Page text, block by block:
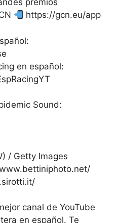
premios
https://gcn.eu/app
en español:
Sound:
/ Getty Images
canal de YouTube
en español. Te